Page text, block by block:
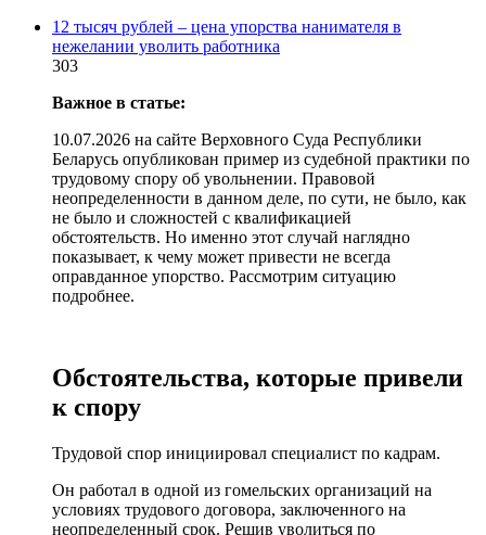
12 тысяч рублей – цена упорства нанимателя в
нежелании уволить работника
303
Важное в статье:
10.07.2026 на сайте Верховного Суда Республики
Беларусь опубликован пример из судебной практики по
трудовому спору об увольнении. Правовой
неопределенности в данном деле, по сути, не было, как
не было и сложностей с квалификацией
обстоятельств. Но именно этот случай наглядно
показывает, к чему может привести не всегда
оправданное упорство. Рассмотрим ситуацию
подробнее.
Обстоятельства, которые привели
к спору
Трудовой спор инициировал специалист по кадрам.
Он работал в одной из гомельских организаций на
условиях трудового договора, заключенного на
неопределенный срок. Решив уволиться по